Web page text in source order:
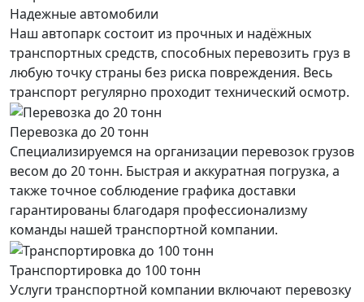
Надежные автомобили
Наш автопарк состоит из прочных и надёжных
транспортных средств, способных перевозить груз в
любую точку страны без риска повреждения. Весь
транспорт регулярно проходит технический осмотр.
Перевозка до 20 тонн
Специализируемся на организации перевозок грузов
весом до 20 тонн. Быстрая и аккуратная погрузка, а
также точное соблюдение графика доставки
гарантированы благодаря профессионализму
команды нашей транспортной компании.
Транспортировка до 100 тонн
Услуги транспортной компании включают перевозку